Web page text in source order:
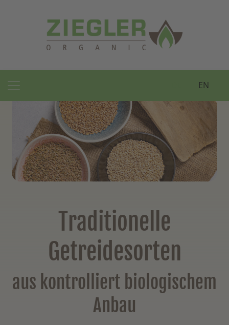
EN
Main Navigation
Traditionelle
Getreidesorten
aus kontrolliert biologischem
Anbau